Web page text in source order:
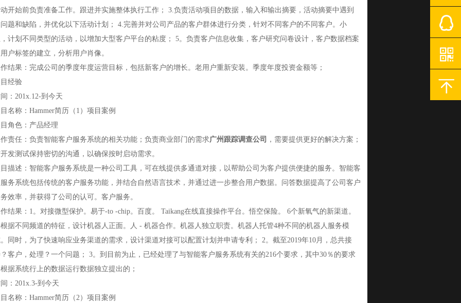
开始前负责准备工作。跟进并实施整体执行工作； 3.负责活动项目的数据，输入和输出摘要，活动摘要中遇到
题和缺陷，并优化以下活动计划； 4.完善并对公司产品的客户群体进行分类，针对不同客户的不同客户。小
计划不同类型的活动，以增加大型客户平台的粘度； 5。负责客户信息收集，客户研究问卷设计，客户数据档案
户标签的建立，分析用户肖像。
结果：完成公司的季度年度运营目标，包括新客户的增长。老用户重新安装。季度年度投资金额等；
经验
：201x.12-到今天
名称：Hammer简历（1）项目案例
角色：产品经理
责任：负责智能客户服务系统的相关功能；负责商业部门的需求广州跟踪调查公司
，需要提供更好的解决方案；
发测试保持密切的沟通，以确保按时启动需求。
描述：智能客户服务系统是一种公司工具，可在线提供多通道对接，以帮助公司为客户提供便捷的服务。智能客
务系统包括传统的客户服务功能，并结合自然语言技术，并通过进一步整合用户数据。问答数据提高了公司客户
效率，并获得了公司的认可。客户服务。
结果：1。对接微型保护。易于-to -chip。百度。 Taikang在线直接操作平台。悟空保险。 6个新氧气的新渠道。
据不同频道的特征，设计机器人正面。人 - 机器合作。机器人独立职责。机器人托管4种不同的机器人服务模
同时，为了快速响应业务渠道的需求，设计渠道对接可以配置计划并申请专利； 2。截至2019年10月，总共接
客户，处理？一个问题； 3。到目前为止，已经处理了与智能客户服务系统有关的216个要求，其中30％的要求
据系统行上的数据运行数据独立提出的；
：201x.3-到今天
名称：Hammer简历（2）项目案例